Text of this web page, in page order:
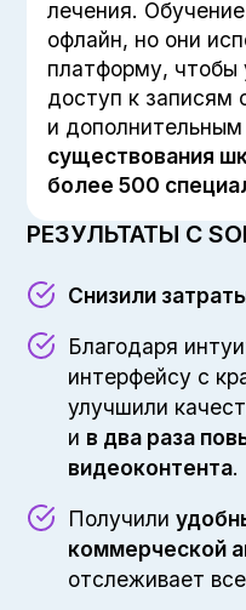
лечения.
офлайн, но они
платформу, чтобы
доступ к записям
и
существования
более 500
РЕЗУЛЬТАТЫ С
Снизили
Благодаря
интерфейсу с
улучшили
и в два раза
видеоконтента.
Получили
коммерческой
отслеживает